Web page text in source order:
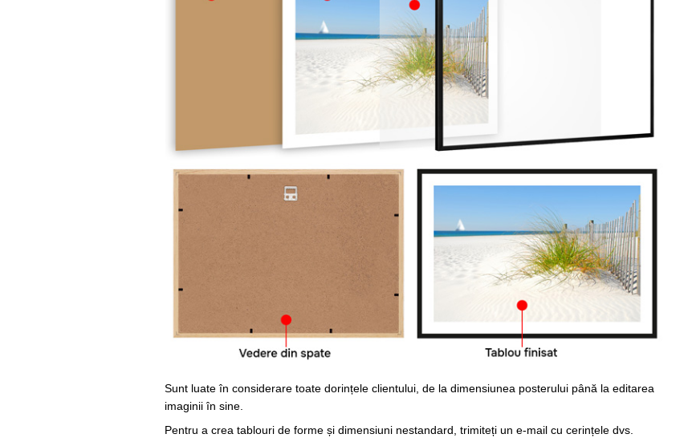
Sunt luate în considerare toate dorințele clientului, de la dimensiunea posterului până la editarea
imaginii în sine.
Pentru a crea tablouri de forme și dimensiuni nestandard, trimiteți un e-mail cu cerințele dvs.